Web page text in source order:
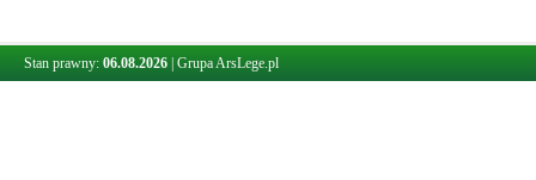
Stan prawny: 06.08.2026 Grupa ArsLege.pl